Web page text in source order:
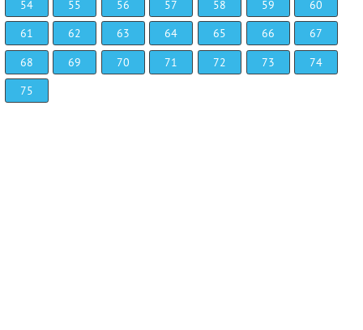
54
55 56 57 58 59
60
61
62 63 64 65 66
67
68
69 70 71 72 73
74
75